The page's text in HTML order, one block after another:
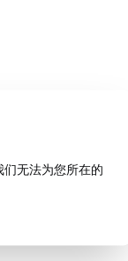
无法为您所在的